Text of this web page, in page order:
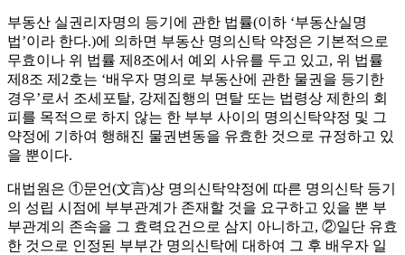
부동산 실권리자명의 등기에 관한 법률(이하 ‘부동산실명
법’이라 한다.)에 의하면 부동산 명의신탁 약정은 기본적으로
무효이나 위 법률 제8조에서 예외 사유를 두고 있고, 위 법률
제8조 제2호는 ‘배우자 명의로 부동산에 관한 물권을 등기한
경우’로서 조세포탈, 강제집행의 면탈 또는 법령상 제한의 회
피를 목적으로 하지 않는 한 부부 사이의 명의신탁약정 및 그
약정에 기하여 행해진 물권변동을 유효한 것으로 규정하고 있
을 뿐이다.
대법원은 ①문언(文言)상 명의신탁약정에 따른 명의신탁 등기
의 성립 시점에 부부관계가 존재할 것을 요구하고 있을 뿐 부
부관계의 존속을 그 효력요건으로 삼지 아니하고, ②일단 유효
한 것으로 인정된 부부간 명의신탁에 대하여 그 후 배우자 일